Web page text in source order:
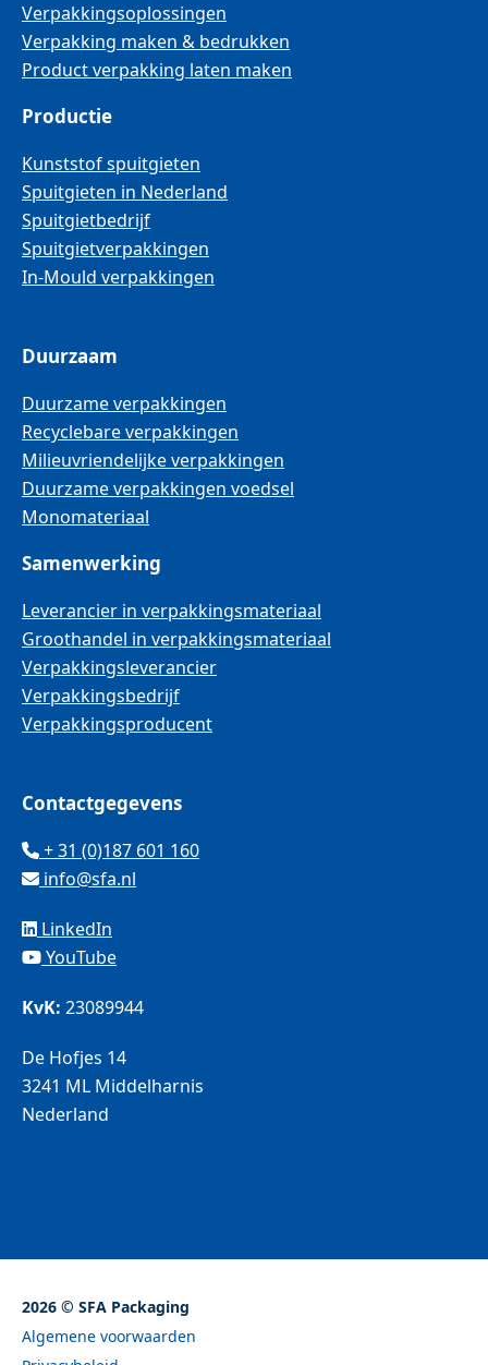
Verpakkingsoplossingen
Verpakking maken & bedrukken
Product verpakking laten maken
Productie
Kunststof spuitgieten
Spuitgieten in Nederland
Spuitgietbedrijf
Spuitgietverpakkingen
In-Mould verpakkingen
Duurzaam
Duurzame verpakkingen
Recyclebare verpakkingen
Milieuvriendelijke verpakkingen
Duurzame verpakkingen voedsel
Monomateriaal
Samenwerking
Leverancier in verpakkingsmateriaal
Groothandel in verpakkingsmateriaal
Verpakkingsleverancier
Verpakkingsbedrijf
Verpakkingsproducent
Contactgegevens
+ 31 (0)187 601 160
info@sfa.nl
LinkedIn
YouTube
KvK: 23089944
De Hofjes 14
3241 ML Middelharnis
Nederland
2026 © SFA Packaging
Algemene voorwaarden